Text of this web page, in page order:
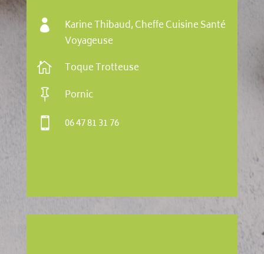

Karine Thibaud, Cheffe Cuisine Santé
Voyageuse
 Toque Trotteuse
 Pornic
 06 47 81 31 76